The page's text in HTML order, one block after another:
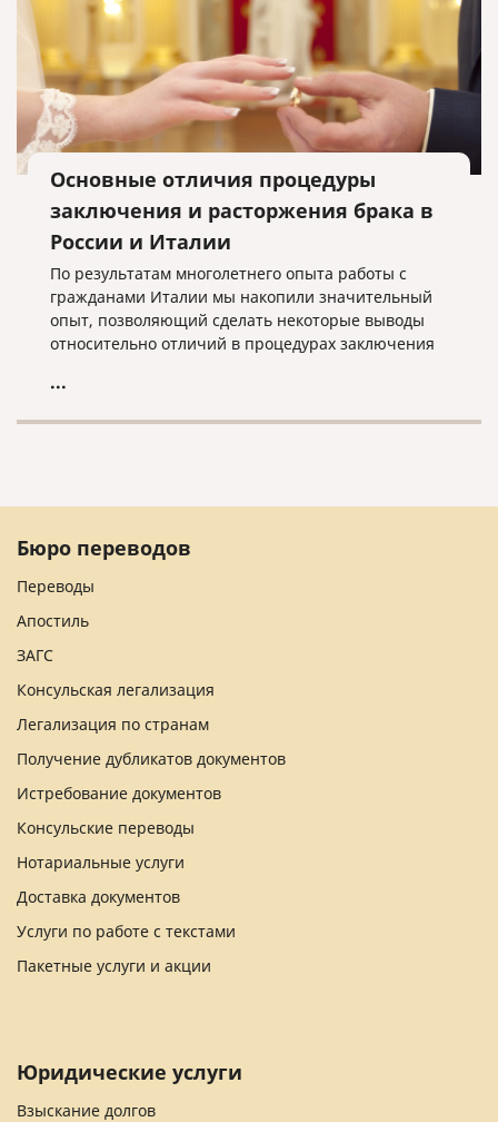
Основные отличия процедуры
заключения и расторжения брака в
России и Италии
По результатам многолетнего опыта работы с
гражданами Италии мы накопили значительный
опыт, позволяющий сделать некоторые выводы
относительно отличий в процедурах заключения
России, что, возможно, поможет лицам,
...
Бюро переводов
Переводы
Апостиль
ЗАГС
Консульская легализация
Легализация по странам
Получение дубликатов документов
Истребование документов
Консульские переводы
Нотариальные услуги
Доставка документов
Услуги по работе с текстами
Пакетные услуги и акции
Юридические услуги
Взыскание долгов